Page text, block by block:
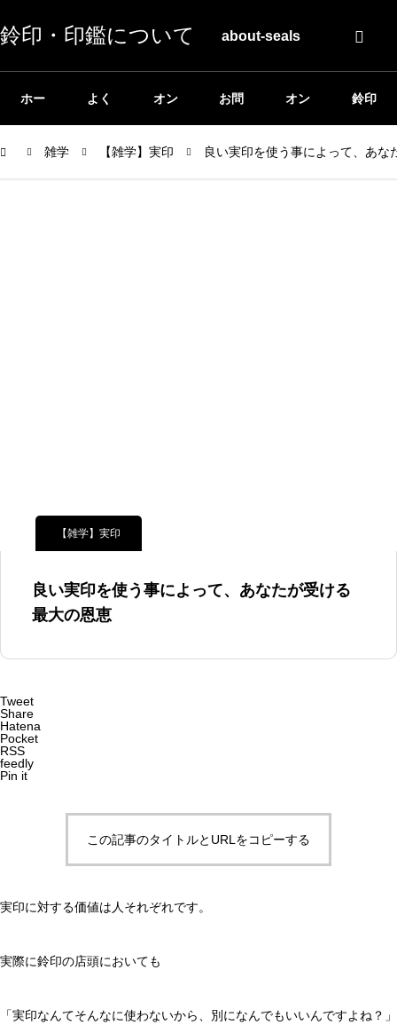
鈴印・印鑑について about-seals
ホー
ム
よく
ある
オン
ライ
お問
い合
オン
ライ
鈴印
公式
雑学 【雑学】実印 良い実印を使う事によって、あな
【雑学】実印
良い実印を使う事によって、あなたが受ける
最大の恩恵
Tweet
Share
Hatena
Pocket
RSS
feedly
Pin it
この記事のタイトルとURLをコピーする
実印に対する価値は人それぞれです。
実際に鈴印の店頭においても
「実印なんてそんなに使わないから、別になんでもいいんですよね？」